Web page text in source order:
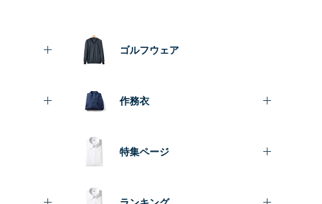
ゴルフウェア
作務衣
特集ページ